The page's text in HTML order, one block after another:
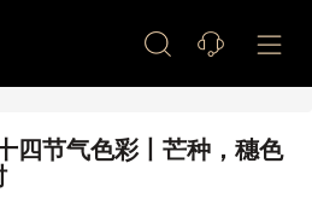
四节气色彩丨芒种，穗色